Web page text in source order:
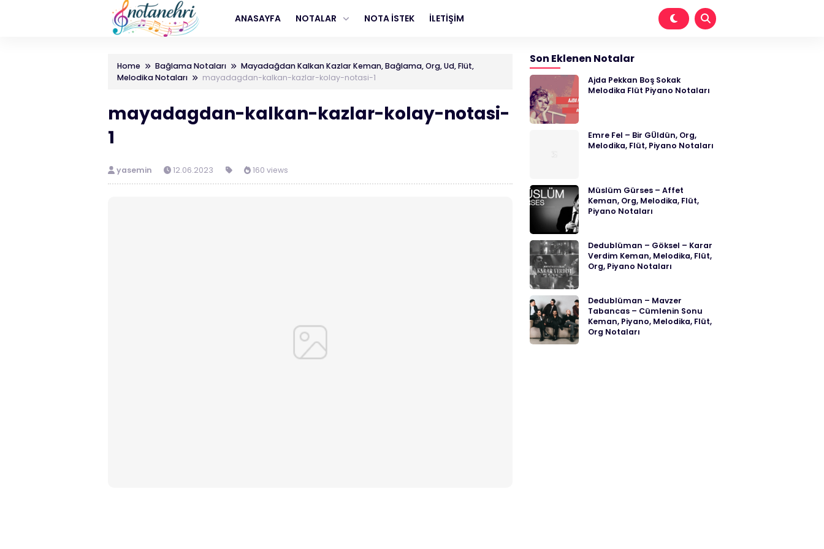
ANASAYFA NOTALAR NOTA İSTEK İLETİŞİM
Home Bağlama Notaları
Mayadağdan Kalkan Kazlar Keman, Bağlama, Org, Ud, Flüt,
Melodika Notaları
mayadagdan-kalkan-kazlar-kolay-notasi-1
mayadagdan-kalkan-kazlar-kolay-notasi-
1
yasemin 12.06.2023 160 views
Son Eklenen Notalar
Ajda Pekkan Boş Sokak
Melodika Flüt Piyano Notaları
Emre Fel – Bir GÜldün, Org,
Melodika, Flüt, Piyano Notaları
Müslüm Gürses – Affet
Keman, Org, Melodika, Flüt,
Piyano Notaları
Dedublüman – Göksel – Karar
Verdim Keman, Melodika, Flüt,
Org, Piyano Notaları
Dedublüman – Mavzer
Tabancas – Cümlenin Sonu
Keman, Piyano, Melodika, Flüt,
Org Notaları